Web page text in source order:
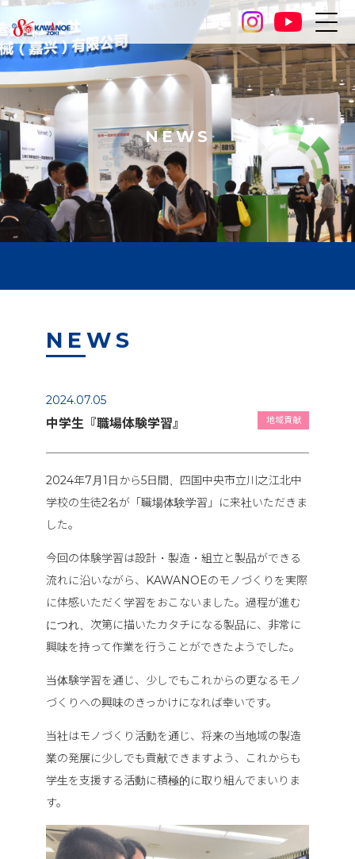
NEWS
NEWS
2024.07.05
中学生『職場体験学習』 地域貢献
2024年7月1日から5日間、四国中央市立川之江北中
学校の生徒2名が「職場体験学習」に来社いただきま
した。
今回の体験学習は設計・製造・組立と製品ができる
流れに沿いながら、KAWANOEのモノづくりを実際
に体感いただく学習をおこないました。過程が進む
につれ、次第に描いたカタチになる製品に、非常に
興味を持って作業を行うことができたようでした。
当体験学習を通じ、少しでもこれからの更なるモノ
づくりへの興味のきっかけになれば幸いです。
当社はモノづくり活動を通じ、将来の当地域の製造
業の発展に少しでも貢献できますよう、これからも
学生を支援する活動に積極的に取り組んでまいりま
す。